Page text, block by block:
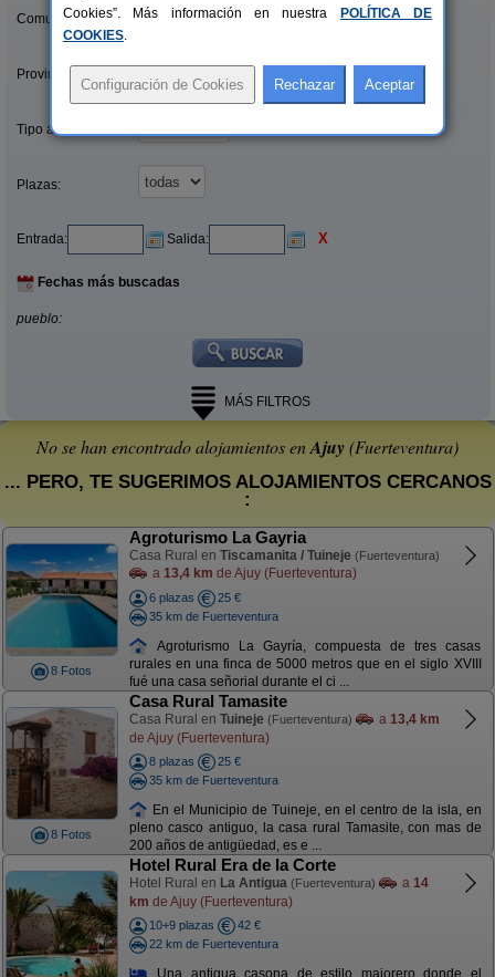
Comunidades:
Provincias/Islas:
Tipo alquiler:
Plazas:
Entrada: Salida: X
Fechas más buscadas
pueblo:
MÁS FILTROS
No se han encontrado alojamientos enAjuy(Fuerteventura)
... PERO, TE SUGERIMOS ALOJAMIENTOS CERCANOS
:
8 Fotos
Agroturismo La Gayria
Casa Rural en Tiscamanita / Tuineje (Fuerteventura)
a 13,4 km de Ajuy (Fuerteventura)
6 plazas
25 €
35 km de Fuerteventura
Agroturismo La Gayría, compuesta de tres casas
rurales en una finca de 5000 metros que en el siglo XVIII
fué una casa señorial durante el ci ...
8 Fotos
Casa Rural Tamasite
Casa Rural en Tuineje (Fuerteventura) a 13,4 km
de Ajuy (Fuerteventura)
8 plazas
25 €
35 km de Fuerteventura
En el Municipio de Tuineje, en el centro de la isla, en
pleno casco antiguo, la casa rural Tamasite, con mas de
200 años de antigüedad, es e ...
Hotel Rural Era de la Corte
Hotel Rural en La Antigua (Fuerteventura) a 14
km de Ajuy (Fuerteventura)
10+9 plazas
42 €
22 km de Fuerteventura
Una antigua casona de estilo majorero donde el
Cookies”. Más información en nuestra
POLÍTICA DE
COOKIES.